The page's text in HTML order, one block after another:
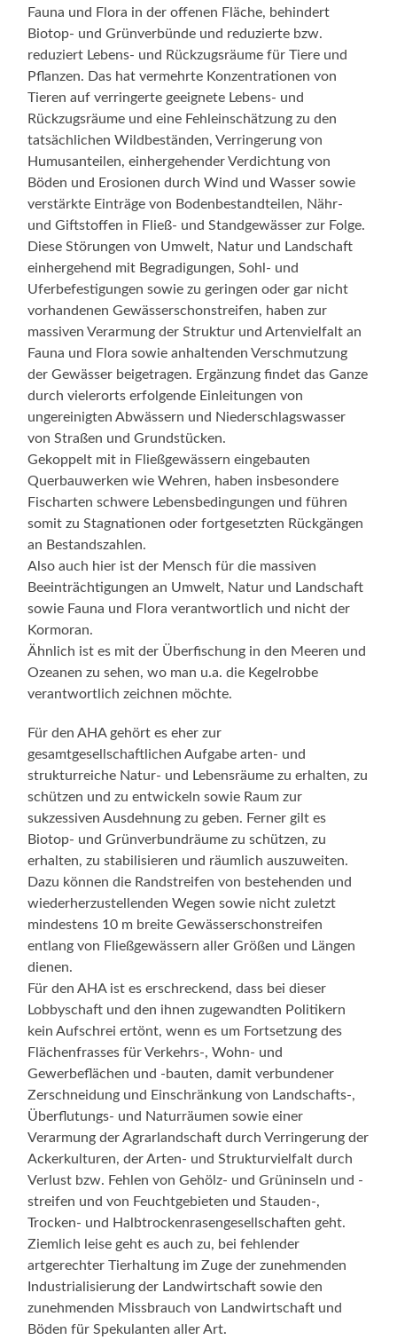
Fauna und Flora in der offenen Fläche, behindert
Biotop- und Grünverbünde und reduzierte bzw.
reduziert Lebens- und Rückzugsräume für Tiere und
Pflanzen. Das hat vermehrte Konzentrationen von
Tieren auf verringerte geeignete Lebens- und
Rückzugsräume und eine Fehleinschätzung zu den
tatsächlichen Wildbeständen, Verringerung von
Humusanteilen, einhergehender Verdichtung von
Böden und Erosionen durch Wind und Wasser sowie
verstärkte Einträge von Bodenbestandteilen, Nähr-
und Giftstoffen in Fließ- und Standgewässer zur Folge.
Diese Störungen von Umwelt, Natur und Landschaft
einhergehend mit Begradigungen, Sohl- und
Uferbefestigungen sowie zu geringen oder gar nicht
vorhandenen Gewässerschonstreifen, haben zur
massiven Verarmung der Struktur und Artenvielfalt an
Fauna und Flora sowie anhaltenden Verschmutzung
der Gewässer beigetragen. Ergänzung findet das Ganze
durch vielerorts erfolgende Einleitungen von
ungereinigten Abwässern und Niederschlagswasser
von Straßen und Grundstücken.
Gekoppelt mit in Fließgewässern eingebauten
Querbauwerken wie Wehren, haben insbesondere
Fischarten schwere Lebensbedingungen und führen
somit zu Stagnationen oder fortgesetzten Rückgängen
an Bestandszahlen.
Also auch hier ist der Mensch für die massiven
Beeinträchtigungen an Umwelt, Natur und Landschaft
sowie Fauna und Flora verantwortlich und nicht der
Kormoran.
Ähnlich ist es mit der Überfischung in den Meeren und
Ozeanen zu sehen, wo man u.a. die Kegelrobbe
verantwortlich zeichnen möchte.
Für den AHA gehört es eher zur
gesamtgesellschaftlichen Aufgabe arten- und
strukturreiche Natur- und Lebensräume zu erhalten, zu
schützen und zu entwickeln sowie Raum zur
sukzessiven Ausdehnung zu geben. Ferner gilt es
Biotop- und Grünverbundräume zu schützen, zu
erhalten, zu stabilisieren und räumlich auszuweiten.
Dazu können die Randstreifen von bestehenden und
wiederherzustellenden Wegen sowie nicht zuletzt
mindestens 10 m breite Gewässerschonstreifen
entlang von Fließgewässern aller Größen und Längen
dienen.
Für den AHA ist es erschreckend, dass bei dieser
Lobbyschaft und den ihnen zugewandten Politikern
kein Aufschrei ertönt, wenn es um Fortsetzung des
Flächenfrasses für Verkehrs-, Wohn- und
Gewerbeflächen und -bauten, damit verbundener
Zerschneidung und Einschränkung von Landschafts-,
Überflutungs- und Naturräumen sowie einer
Verarmung der Agrarlandschaft durch Verringerung der
Ackerkulturen, der Arten- und Strukturvielfalt durch
Verlust bzw. Fehlen von Gehölz- und Grüninseln und -
streifen und von Feuchtgebieten und Stauden-,
Trocken- und Halbtrockenrasengesellschaften geht.
Ziemlich leise geht es auch zu, bei fehlender
artgerechter Tierhaltung im Zuge der zunehmenden
Industrialisierung der Landwirtschaft sowie den
zunehmenden Missbrauch von Landwirtschaft und
Böden für Spekulanten aller Art.